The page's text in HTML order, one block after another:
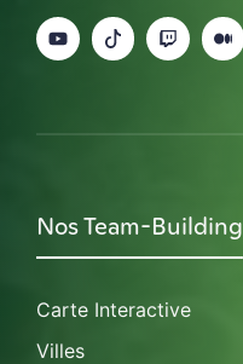
Nos Team-Building
Carte Interactive
Villes